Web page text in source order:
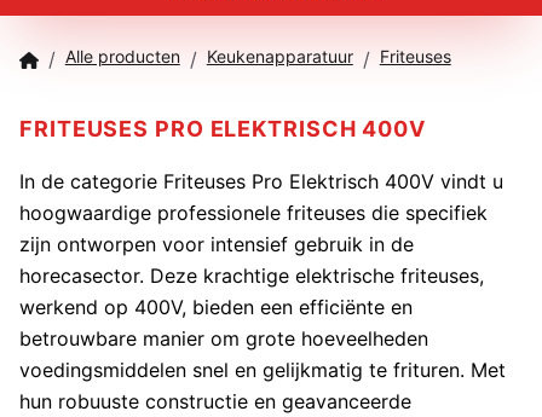
MERKEN
CONTACT
/ Alle producten / Keukenapparatuur / Friteuses
FRITEUSES PRO ELEKTRISCH 400V
In de categorie Friteuses Pro Elektrisch 400V vindt u
hoogwaardige professionele friteuses die specifiek
zijn ontworpen voor intensief gebruik in de
horecasector. Deze krachtige elektrische friteuses,
werkend op 400V, bieden een efficiënte en
betrouwbare manier om grote hoeveelheden
voedingsmiddelen snel en gelijkmatig te frituren. Met
hun robuuste constructie en geavanceerde